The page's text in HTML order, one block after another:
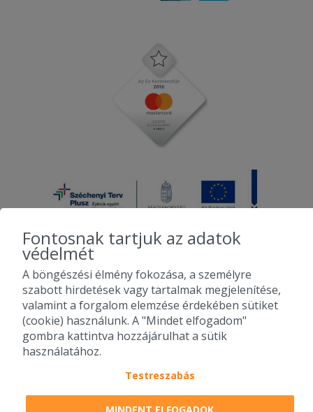
2010-2026 Copyright - Falatozz.hu - Diston-line Kft.
Pizza, gyros, hamburger, menük kedvező áron, egy helyen az összes
étterem ajánlata.
Fontosnak tartjuk az adatok
védelmét
A böngészési élmény fokozása, a személyre
szabott hirdetések vagy tartalmak megjelenítése,
valamint a forgalom elemzése érdekében sütiket
(cookie) használunk. A "Mindet elfogadom"
gombra kattintva hozzájárulhat a sütik
használatához.
Testreszabás